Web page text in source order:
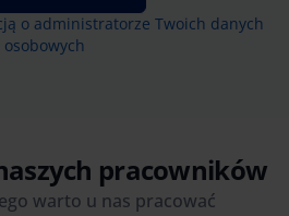
o administratorze Twoich danych
osobowych
pracowników
warto u nas pracować